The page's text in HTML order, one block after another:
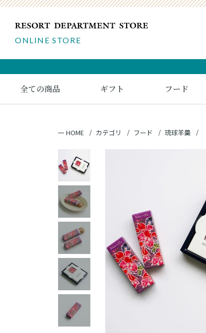
ONLINE STORE
全ての商品 ギフト フード
HOME カテゴリ フード 琉球羊羹